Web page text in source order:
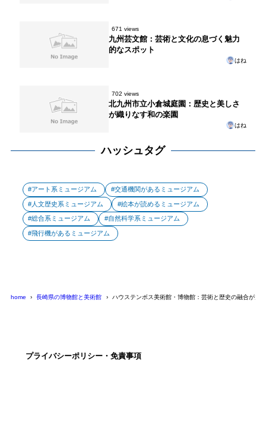
671 views
九州芸文館：芸術と文化の息づく魅力
的なスポット
はね
702 views
北九州市立小倉城庭園：歴史と美しさ
が織りなす和の楽園
はね
ハッシュタグ
アート系ミュージアム 交通機関があるミュージアム
人文歴史系ミュージアム 絵本が読めるミュージアム
総合系ミュージアム 自然科学系ミュージアム
飛行機があるミュージアム
home 長崎県の博物館と美術館 ハウステンボス美術館・博物館：芸術と歴史の融合が魅
プライバシーポリシー・免責事項